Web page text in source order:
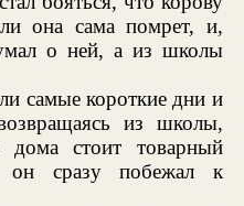
она сама помрет, и,
о ней, а из школы
самые короткие дни и
из школы,
стоит товарный
он сразу побежал к